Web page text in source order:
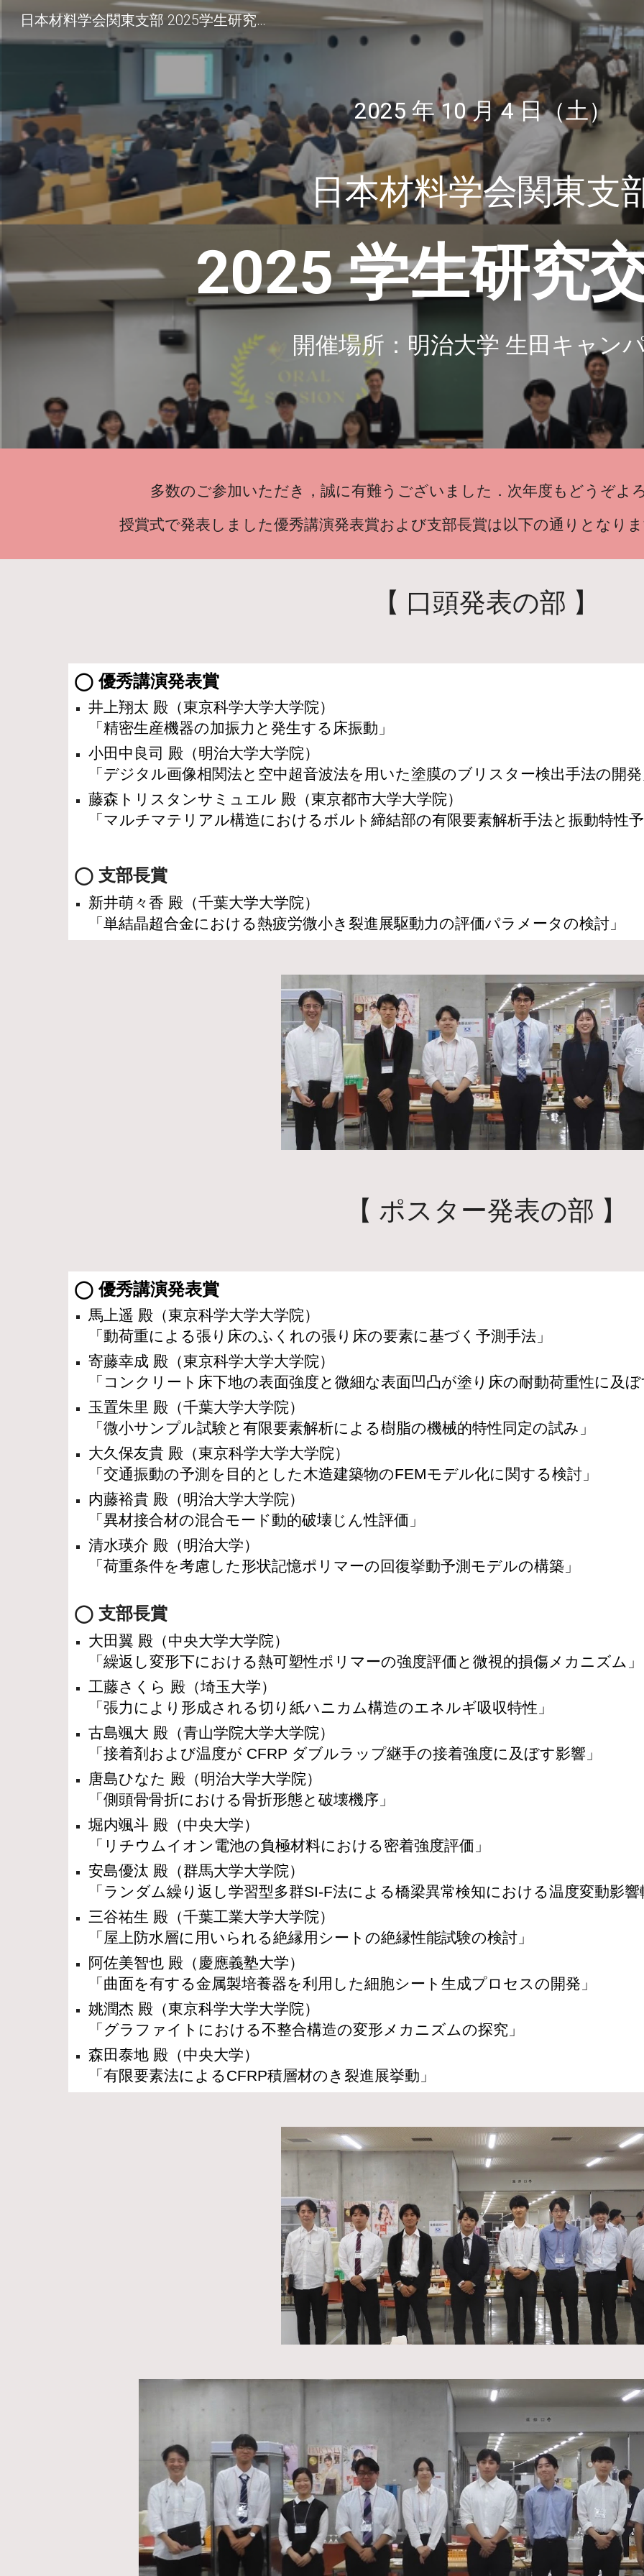
Skip to main content Skip to
日本材料学会関東支部 2025学生研究交流会
2025 年 10 月 4 日（土）
日本材料学会関東支
2025 学生研究
開催場所：明治大学 生田キャン
多数のご参加いただき，誠に有難うございました．次年度もどうぞよ
授賞式で発表しました優秀講演発表賞および支部長賞は以下の通りとなり
【 口頭発表の部 】
◯ 優秀講演発表賞
井上翔太 殿（東京科学大学大学院）
「精密生産機器の加振力と発生する床振動」
小田中良司 殿（明治大学大学院）
「デジタル画像相関法と空中超音波法を用いた塗膜のブリスター検出手法の開
藤森トリスタンサミュエル 殿（東京都市大学大学院）
「マルチマテリアル構造におけるボルト締結部の有限要素解析手法と振動特性
◯ 支部長賞
新井萌々香 殿（千葉大学大学院）
「単結晶超合金における熱疲労微小き裂進展駆動力の評価パラメータの検討」
【 ポスター発表の部 】
◯ 優秀講演発表賞
馬上遥 殿（東京科学大学大学院）
「動荷重による張り床のふくれの張り床の要素に基づく予測手法」
寄藤幸成 殿（東京科学大学大学院）
「コンクリート床下地の表面強度と微細な表面凹凸が塗り床の耐動荷重性に及
玉置朱里 殿（千葉大学大学院）
「微小サンプル試験と有限要素解析による樹脂の機械的特性同定の試み」
大久保友貴 殿（東京科学大学大学院）
「交通振動の予測を目的とした木造建築物のFEMモデル化に関する検討」
内藤裕貴 殿（明治大学大学院）
「異材接合材の混合モード動的破壊じん性評価」
清水瑛介 殿（明治大学）
「荷重条件を考慮した形状記憶ポリマーの回復挙動予測モデルの構築」
◯ 支部長賞
大田翼 殿（中央大学大学院）
「繰返し変形下における熱可塑性ポリマーの強度評価と微視的損傷メカニズム」
工藤さくら 殿（埼玉大学）
「張力により形成される切り紙ハニカム構造のエネルギ吸収特性」
古島颯大 殿（青山学院大学大学院）
「接着剤および温度が CFRP ダブルラップ継手の接着強度に及ぼす影響」
唐島ひなた 殿（明治大学大学院）
「側頭骨骨折における骨折形態と破壊機序」
堀内颯斗 殿（中央大学）
「リチウムイオン電池の負極材料における密着強度評価」
安島優汰 殿（群馬大学大学院）
「ランダム繰り返し学習型多群SI-F法による橋梁異常検知における温度変動影
三谷祐生 殿（千葉工業大学大学院）
「屋上防水層に用いられる絶縁用シートの絶縁性能試験の検討」
阿佐美智也 殿（ 慶應義塾大学）
「曲面を有する金属製培養器を利用した細胞シート生成プロセスの開発」
姚潤杰 殿（東京科学大学大学院）
「グラファイトにおける不整合構造の変形メカニズムの探究」
森田泰地 殿（中央大学）
「有限要素法によるCFRP積層材のき裂進展挙動」